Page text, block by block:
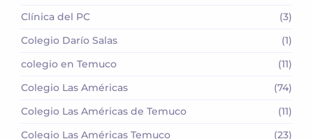
Clínica del PC
(3)
Colegio Darío Salas
(1)
colegio en Temuco
(11)
Colegio Las Américas
(74)
Colegio Las Américas de Temuco
(11)
Colegio Las Américas Temuco
(23)